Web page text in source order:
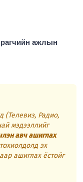
ажлын
(Телевиз, Радио,
мэдээллийг
авч ашиглах
эх
ашиглах ёстойг